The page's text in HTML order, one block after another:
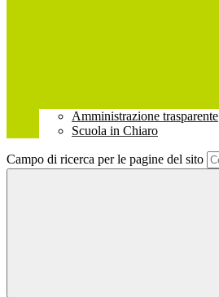
Amministrazione trasparente
Scuola in Chiaro
Campo di ricerca per le pagine del sito